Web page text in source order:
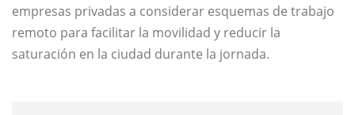
empresas privadas a considerar esquemas de trabajo
remoto para facilitar la movilidad y reducir la
saturación en la ciudad durante la jornada.